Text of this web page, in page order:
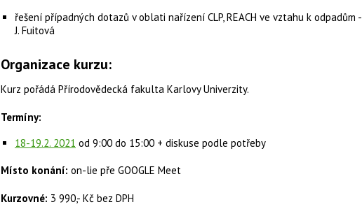
řešení případných dotazů v oblati nařízení CLP, REACH ve vztahu k odpadům -
J. Fuitová
Organizace kurzu:
Kurz pořádá Přírodovědecká fakulta Karlovy Univerzity.
Termíny:
18-19.2. 2021 od 9:00 do 15:00 + diskuse podle potřeby
Místo konání: on-lie pře GOOGLE Meet
Kurzovné: 3 990,- Kč bez DPH